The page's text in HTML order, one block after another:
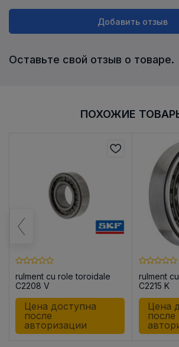
Добавить отзыв
Оставьте свой отзыв о товаре.
ПОХОЖИЕ
rulment cu role toroidale
C2208 V
Цена доступна
после
авторизации
rulment
C2215 K
Цена
после